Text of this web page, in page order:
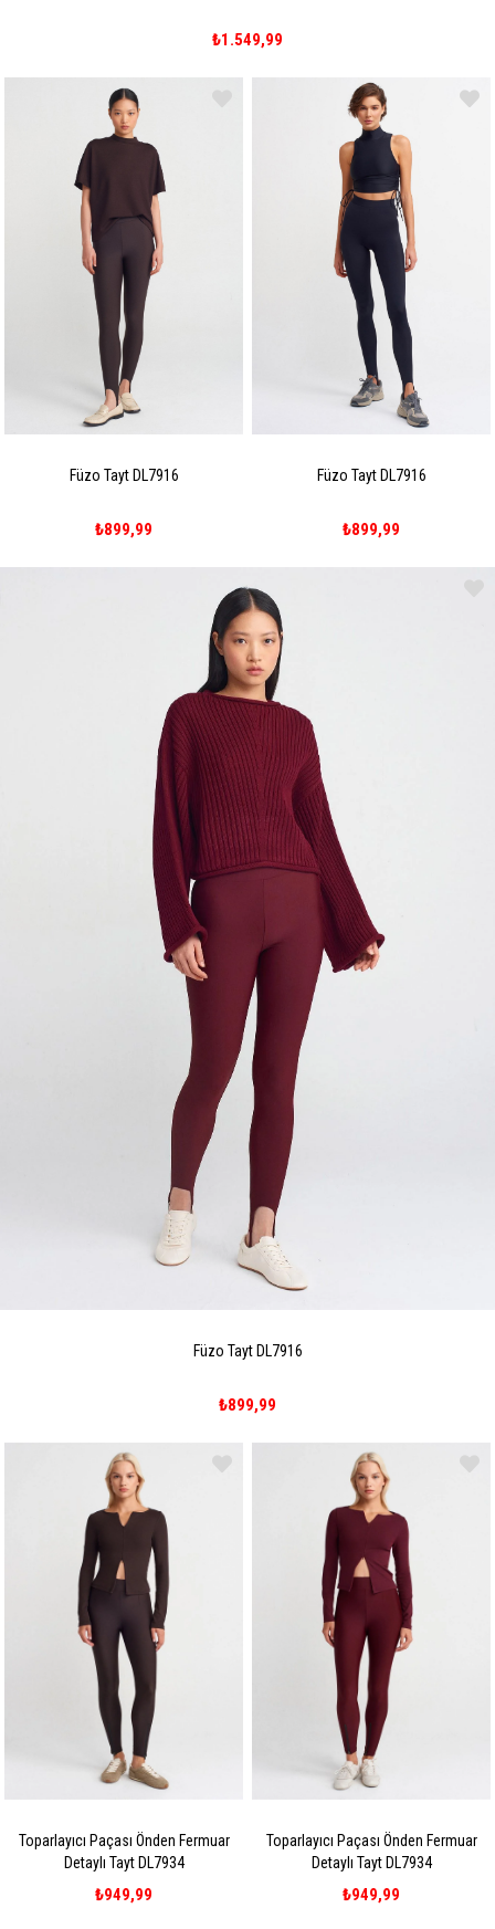
₺1.549,99
Füzo Tayt DL7916
₺899,99
Füzo Tayt DL7916
₺899,99
Füzo Tayt DL7916
₺899,99
Toparlayıcı Paçası Önden Fermuar
Detaylı Tayt DL7934
₺949,99
Toparlayıcı Paçası Önden Fermuar
Detaylı Tayt DL7934
₺949,99